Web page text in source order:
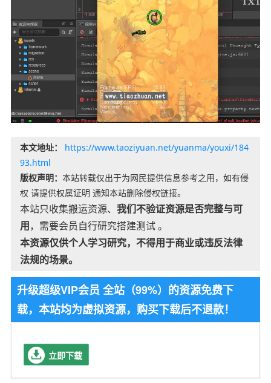
本文地址：
https://www.taoziyuan.net/yuanma/youxi/184
93.html
版权声明： 本站转载仅出于为网民提供信息参考之用，如有侵
权 请提供权属证明 通知本站删除侵权链接。
本站只收集搬运资源、 我们不验证资源是否完整与可
用，需要会员自行研究搭建测试 。
本资源仅供个人学习研究，不得用于商业或违反法律
法规的场景。
升级超级VIP会员 全站（99%）的资源免费下
载，本站均为虚拟资源，购买下载后不退款！
立即下载